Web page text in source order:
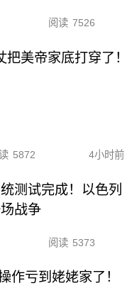
阅读 7526
美帝家底打穿了！
5872 4小时前
测试完成！以色列
战争
阅读 5373
作亏到姥姥家了！